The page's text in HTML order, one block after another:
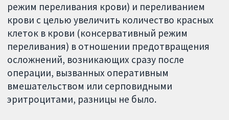
режим переливания крови) и переливанием
крови с целью увеличить количество красных
клеток в крови (консервативный режим
переливания) в отношении предотвращения
осложнений, возникающих сразу после
операции, вызванных оперативным
вмешательством или серповидными
эритроцитами, разницы не было.